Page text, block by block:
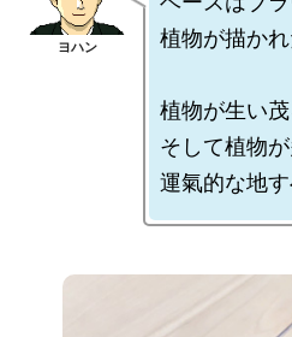
植物が描か
植物が生い茂
そして植物